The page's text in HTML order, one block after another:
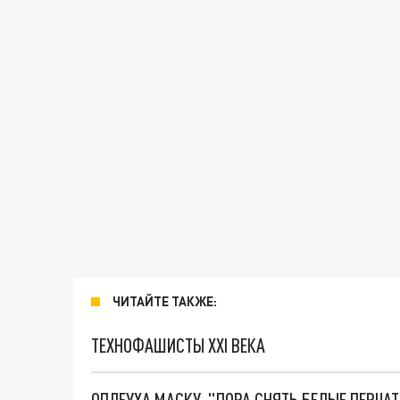
ЧИТАЙТЕ ТАКЖЕ:
ТЕХНОФАШИСТЫ XXI ВЕКА